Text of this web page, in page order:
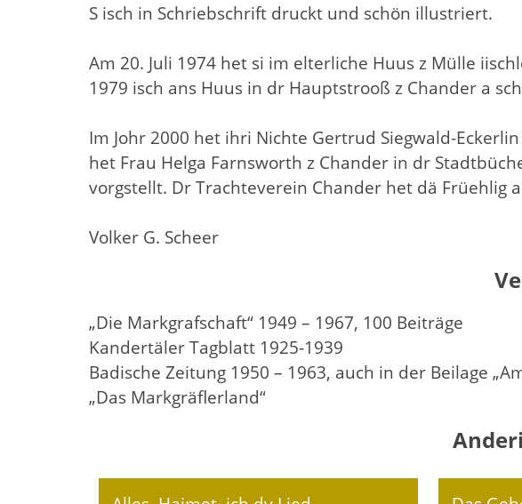
S isch in Schriebschrift druckt und schön illustriert.
Am 20. Juli 1974 het si im elterliche Huus z Mülle
1979 isch ans Huus in dr Hauptstrooß z Chander a
Im Johr 2000 het ihri Nichte Gertrud Siegwald-
het Frau Helga Farnsworth z Chander in dr
vorgstellt. Dr Trachteverein Chander het dä Früehlig
Volker G. Scheer
„Die Markgrafschaft“ 1949 – 1967, 100 Beiträge
Kandertäler Tagblatt 1925-1939
Badische Zeitung 1950 – 1963, auch in der Beilage
„Das Markgräflerland“